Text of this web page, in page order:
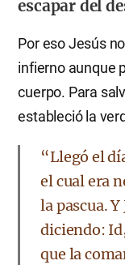
escapar del
Por eso Jesús
infierno aunque
cuerpo. Para
estableció la
“Llegó el
el cual era
la pascua. Y
diciendo:
que la